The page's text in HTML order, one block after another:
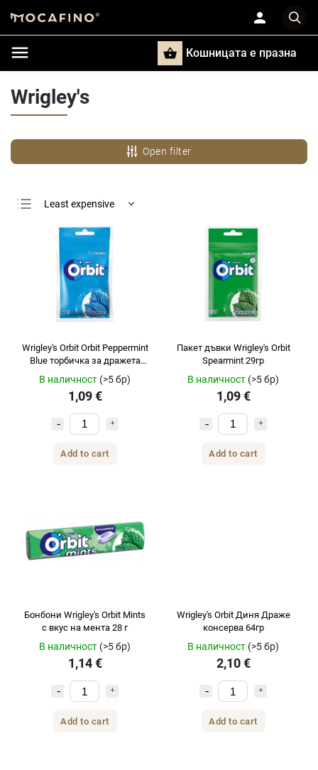
Кошницата e празна
Wrigley's
Open filter
Least expensive
Most expensive
Bestsellers
Alphabetically
Wrigley's Orbit Orbit Peppermint
Blue торбичка за дражета
В наличност (>5 бр)
1,09 €
Add to cart
Пакет дъвки Wrigley's Orbit
Spearmint 29гр
В наличност (>5 бр)
1,09 €
Add to cart
Бонбони Wrigley's Orbit Mints
с вкус на мента 28 г
В наличност (>5 бр)
1,14 €
Add to cart
Wrigley's Orbit Диня Драже
консерва 64гр
В наличност (>5 бр)
2,10 €
Add to cart